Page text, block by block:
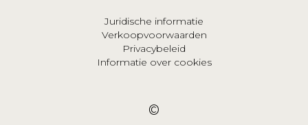
Juridische informatie
Verkoopvoorwaarden
Privacybeleid
Informatie over cookies
©